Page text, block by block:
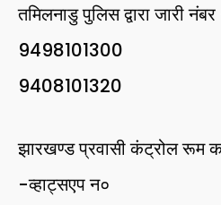
तमिलनाडु पुलिस द्वारा जारी
9498101300
9408101320
झारखण्ड प्रवासी कंट्रोल रूम
-व्हाट्सएप न०